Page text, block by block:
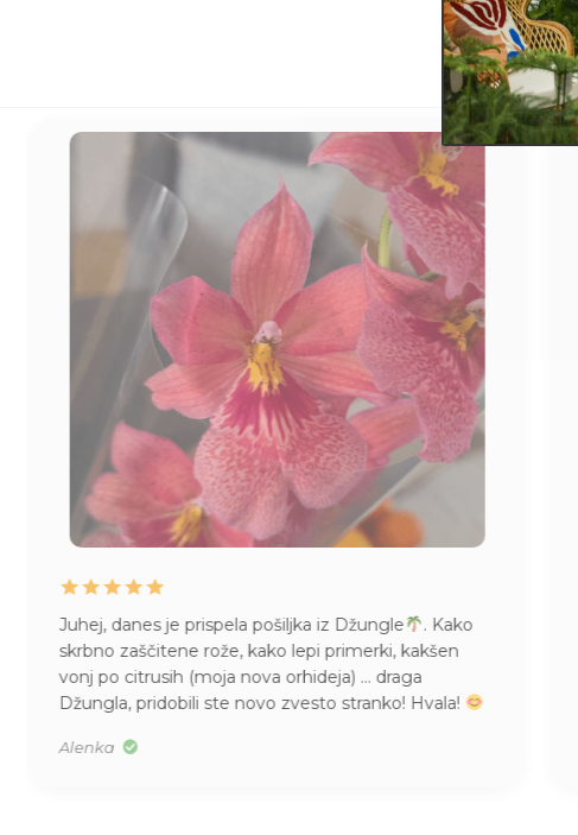
Juhej, danes je prispela pošiljka iz Džungle
. Kako
skrbno zaščitene rože, kako lepi primerki, kakšen
vonj po citrusih (moja nova orhideja) … draga
Džungla, pridobili ste novo zvesto stranko! Hvala!
Alenka